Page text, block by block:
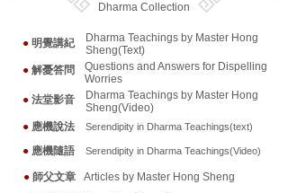
Dharma Collection
Dharma Teachings by Master Hong
Sheng(Text)
● 明覺講紀
● 解憂答問
Questions and Answers for Dispelling
Worries
● 法堂影音
Dharma Teachings by Master Hong
Sheng(Video)
● 應機說法 Serendipity in Dharma Teachings(text)
● 應機隨語 Serendipity in Dharma Teachings(Video)
● 師父文章 Articles by Master Hong Sheng